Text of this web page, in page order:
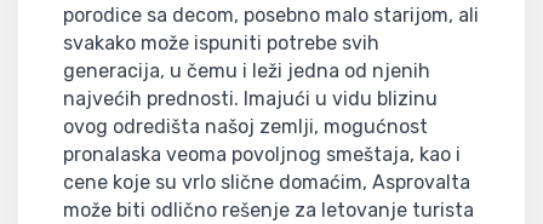
porodice sa decom, posebno malo starijom, ali
svakako može ispuniti potrebe svih
generacija, u čemu i leži jedna od njenih
najvećih prednosti. Imajući u vidu blizinu
ovog odredišta našoj zemlji, mogućnost
pronalaska veoma povoljnog smeštaja, kao i
cene koje su vrlo slične domaćim, Asprovalta
može biti odlično rešenje za letovanje turista